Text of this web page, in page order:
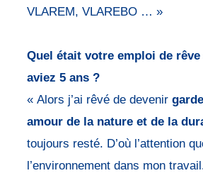
VLAREM, VLAREBO … »
Quel était votre emploi de
aviez 5 ans ?
« Alors j’ai rêvé de devenir
amour de la nature et de la
toujours resté. D’où l’attention
l’environnement dans mon